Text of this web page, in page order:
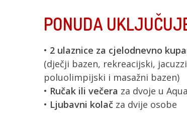
PONUDA
• 2 ulaznice za cjelodnevno
(dječji bazen, rekreacijski,
poluolimpijski i masažni bazen)
• Ručak ili večera za dvoje u
• Ljubavni kolač za dvije osobe